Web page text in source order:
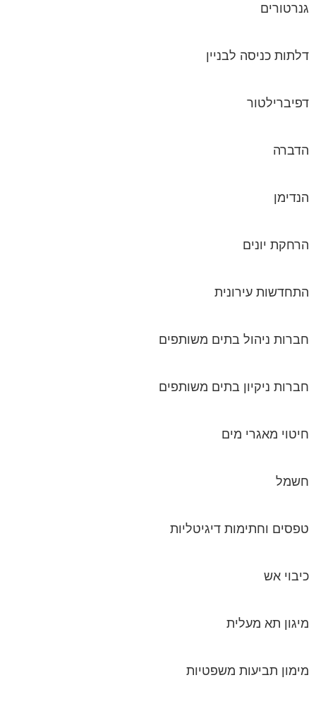
גנרטורים
דלתות כניסה לבניין
דפיברילטור
הדברה
הנדימן
הרחקת יונים
התחדשות עירונית
חברות ניהול בתים משותפים
חברות ניקיון בתים משותפים
חיטוי מאגרי מים
חשמל
טפסים וחתימות דיגיטליות
כיבוי אש
מיגון תא מעלית
מימון תביעות משפטיות